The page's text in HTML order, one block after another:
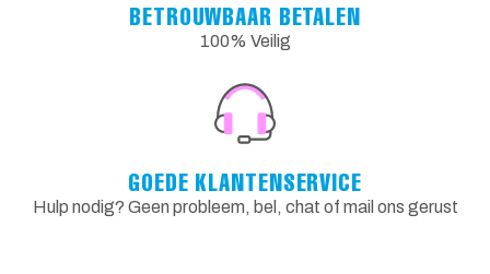
BETROUWBAAR BETALEN
100% Veilig
GOEDE KLANTENSERVICE
Hulp nodig? Geen probleem, bel, chat of mail ons gerust